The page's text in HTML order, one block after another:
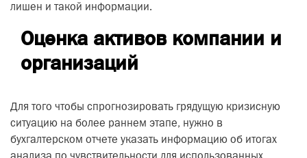
лишен и такой информации.
Оценка активов компании и
организаций
Для того чтобы спрогнозировать грядущую кризисную
ситуацию на более раннем этапе, нужно в
бухгалтерском отчете указать информацию об итогах